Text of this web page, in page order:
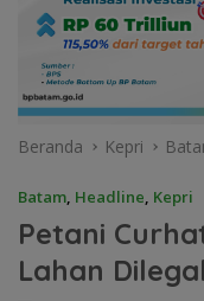
Beranda Kepri
Batam, Headline, Kepri
Petani
Lahan